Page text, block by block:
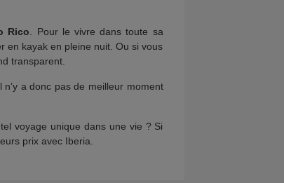
Rico . Pour le vivre dans toute sa
en kayak en pleine nuit. Ou si vous
transparent.
a donc pas de meilleur moment
voyage unique dans une vie ? Si
prix avec Iberia.